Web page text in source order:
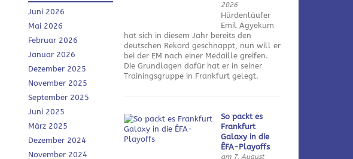
Juni 2026
Mai 2026
Februar 2026
Januar 2026
Dezember 2025
November 2025
September 2025
Juni 2025
März 2025
Dezember 2024
November 2024
2026
Hürdenläufer
Emil Agyekum
hat sich in diesem Jahr bereits den
deutschen Rekord geschnappt, nun will er
bei der EM nach einer Medaille greifen.
Die Grundlagen dafür hat er in seiner
Trainingsgruppe in Frankfurt gelegt.
So packt es
Frankfurt
Galaxy in die
ÊFA-Playoffs
am 7. August